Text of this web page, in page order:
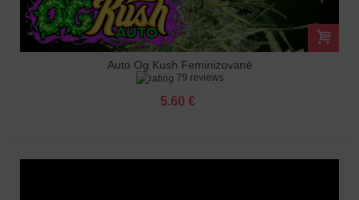
Auto Og Kush Feminizované
79 reviews
5.60 €